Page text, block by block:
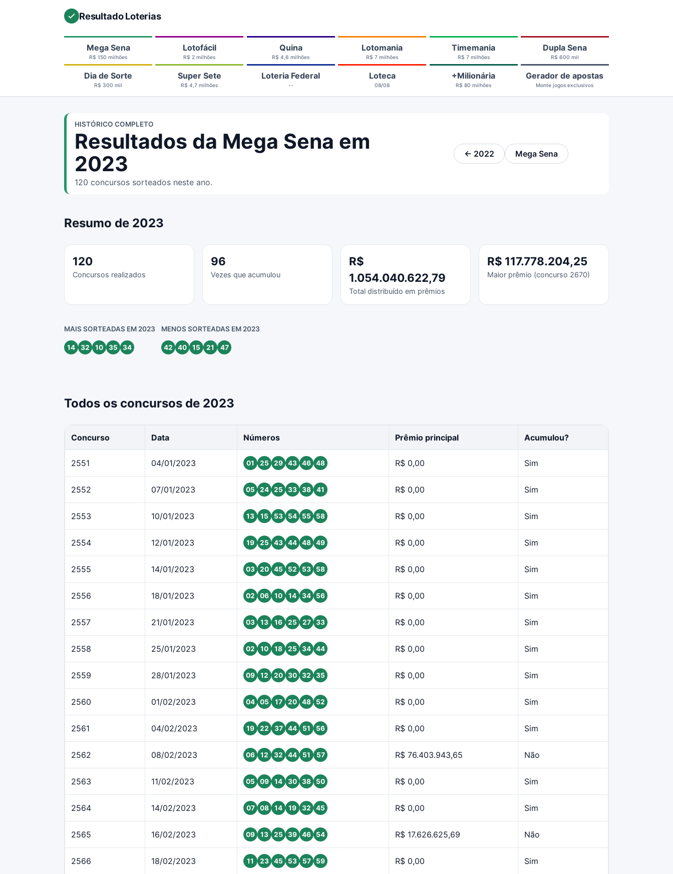
Resultado Loterias
Mega Sena
R$ 150 milhões
Lotofácil
R$ 2 milhões
Quina
R$ 4,6 milhões
Lotomania
R$ 7 milhões
Timemania
R$ 7 milhões
Dupla Sena
R$ 600 mil
Dia de Sorte
R$ 300 mil
Super Sete
R$ 4,7 milhões
Loteria Federal
--
Loteca
08/08
+Milionária
R$ 80 milhões
Gerador de apostas
Monte jogos exclusivos
HISTÓRICO COMPLETO
Resultados da Mega Sena em
2023
120 concursos sorteados neste ano.
← 2022 Mega Sena
Resumo de 2023
120
Concursos realizados
96
Vezes que acumulou
R$
1.054.040.622,79
Total distribuído em prêmios
R$ 117.778.204,25
Maior prêmio (concurso 2670)
MAIS SORTEADAS EM 2023
14 32 10 35 34
MENOS SORTEADAS EM 2023
42 40 15 21 47
Todos os concursos de 2023
Concurso Data Números Prêmio principal Acumulou?
2551 04/01/2023 01 25 29 43 46 48 R$ 0,00 Sim
2552 07/01/2023 05 24 25 33 38 41 R$ 0,00 Sim
2553 10/01/2023 13 15 53 54 55 58 R$ 0,00 Sim
2554 12/01/2023 19 25 43 44 48 49 R$ 0,00 Sim
2555 14/01/2023 03 20 45 52 53 58 R$ 0,00 Sim
2556 18/01/2023 02 06 10 14 34 56 R$ 0,00 Sim
2557 21/01/2023 03 13 16 25 27 33 R$ 0,00 Sim
2558 25/01/2023 02 10 18 25 34 44 R$ 0,00 Sim
2559 28/01/2023 09 12 20 30 32 35 R$ 0,00 Sim
2560 01/02/2023 04 05 17 20 48 52 R$ 0,00 Sim
2561 04/02/2023 19 22 37 44 51 56 R$ 0,00 Sim
2562 08/02/2023 06 12 32 44 51 57 R$ 76.403.943,65 Não
2563 11/02/2023 05 09 14 30 38 50 R$ 0,00 Sim
2564 14/02/2023 07 08 14 19 32 45 R$ 0,00 Sim
2565 16/02/2023 09 13 25 39 46 54 R$ 17.626.625,69 Não
2566 18/02/2023 11 23 45 53 57 59 R$ 0,00 Sim